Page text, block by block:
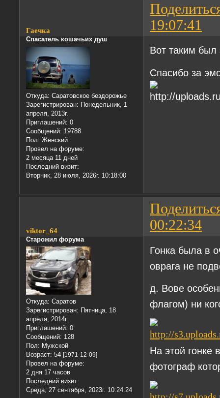
19:07:41
Гаечка
Спасатель кошачьих душ
Откуда: Саратовское бездорожье
Зарегистрирован: Понедельник, 1
апреля, 2013г.
Приглашений: 0
Сообщений: 19788
Пол: Женский
Провел на форуме:
2 месяца 11 дней
Последний визит:
Вторник, 28 июля, 2026г. 10:18:00
Вот таким был
Спасибо за
00:22:34
viktor_64
Старожил форума
Откуда: Саратов
Зарегистрирован: Пятница, 18
апреля, 2014г.
Приглашений: 0
Сообщений: 128
Пол: Мужской
Возраст: 54[1971-12-09]
Провел на форуме:
2 дня 17 часов
Последний визит:
Среда, 27 сентября, 2023г. 10:24:24
Гонка была в
оврага не
д. Вове
флагом) ни
На этой гонке
фотограф